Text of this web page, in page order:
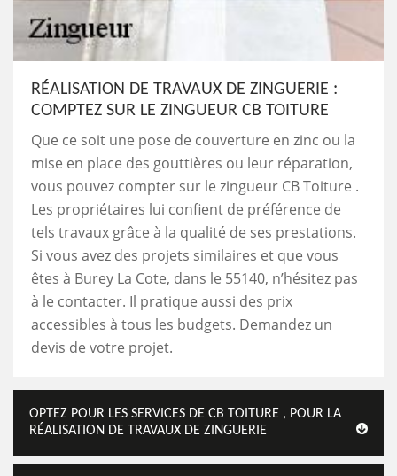
RÉALISATION DE TRAVAUX DE ZINGUERIE :
COMPTEZ SUR LE ZINGUEUR CB TOITURE
Que ce soit une pose de couverture en zinc ou la
mise en place des gouttières ou leur réparation,
vous pouvez compter sur le zingueur CB Toiture .
Les propriétaires lui confient de préférence de
tels travaux grâce à la qualité de ses prestations.
Si vous avez des projets similaires et que vous
êtes à Burey La Cote, dans le 55140, n’hésitez pas
à le contacter. Il pratique aussi des prix
accessibles à tous les budgets. Demandez un
devis de votre projet.
OPTEZ POUR LES SERVICES DE CB TOITURE , POUR LA
RÉALISATION DE TRAVAUX DE ZINGUERIE